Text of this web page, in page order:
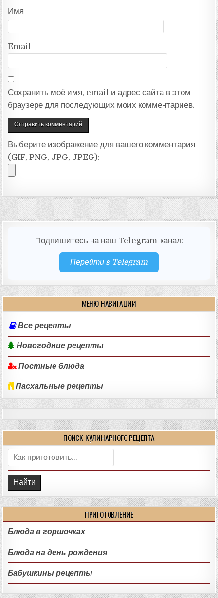
Имя
Email
Сохранить моё имя, email и адрес сайта в этом
браузере для последующих моих комментариев.
Выберите изображение для вашего комментария
(GIF, PNG, JPG, JPEG):
Подпишитесь на наш Telegram-канал:
Перейти в Telegram
МЕНЮ НАВИГАЦИИ
Все рецепты
Новогодние рецепты
Постные блюда
Пасхальные рецепты
ПОИСК КУЛИНАРНОГО РЕЦЕПТА
Поиск:
ПРИГОТОВЛЕНИЕ
Блюда в горшочках
Блюда на день рождения
Бабушкины рецепты